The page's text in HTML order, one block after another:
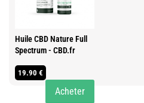
Huile CBD Nature Full
Spectrum - CBD.fr
19.90 €
Acheter